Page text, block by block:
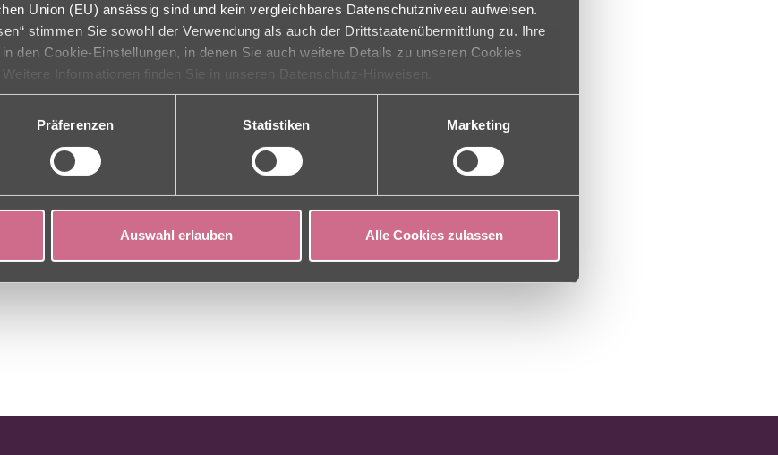
Union (EU) ansässig sind und kein vergleichbares Datenschutzniveau aufweisen.
stimmen Sie sowohl der Verwendung als auch der Drittstaatenübermittlung zu. Ihre
den Cookie-Einstellungen, in denen Sie auch weitere Details zu unseren Cookies
Informationen finden Sie in unseren Datenschutz-Hinweisen.
Präferenzen Statistiken Marketing
Auswahl erlauben Alle Cookies zulassen
Yvonne Kurzeja Einrichtungsleitung und Heike Keil Pflegedienstleitung